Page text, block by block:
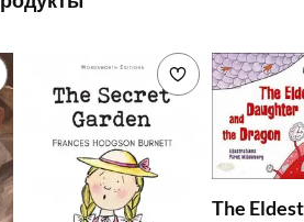
Добавить в список желаемогоДобавить в
The